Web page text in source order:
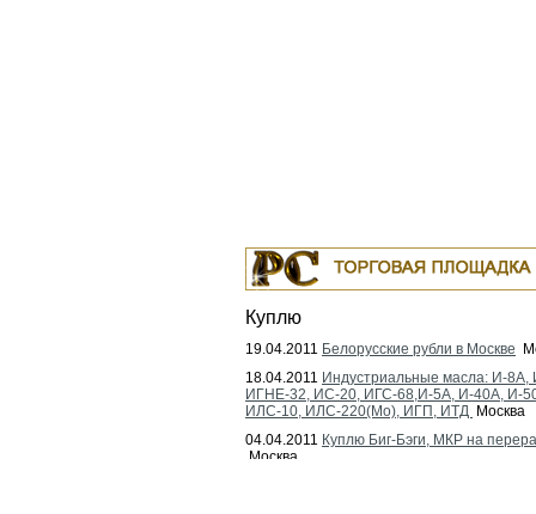
Куплю
19.04.2011 Белорусские рубли в Москве
18.04.2011 Индустриальные масла: И-
ИГНЕ-32, ИС-20, ИГС-68,И-5А, И-40А, И-
ИЛС-10, ИЛС-220(Мо), ИГП, ИТД Москва
04.04.2011 Куплю Биг-Бэги, МКР на
Москва